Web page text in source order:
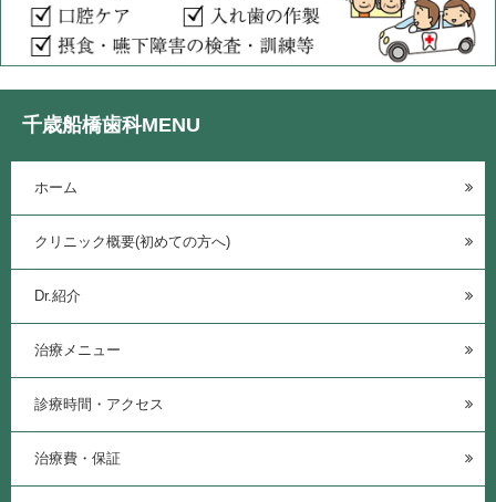
千歳船橋歯科MENU
ホーム
クリニック概要(初めての方へ)
Dr.紹介
治療メニュー
診療時間・アクセス
治療費・保証